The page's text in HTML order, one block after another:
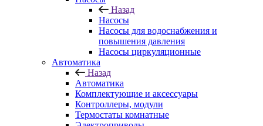
Назад
Насосы
Насосы для водоснабжения и
повышения давления
Насосы циркуляционные
Автоматика
Назад
Автоматика
Комплектующие и аксессуары
Контроллеры, модули
Термостаты комнатные